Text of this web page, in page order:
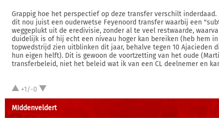
Grappig hoe het perspectief op deze transfer verschilt
dit nou juist een ouderwetse Feyenoord transfer waarbij een
weggeplukt uit de eredivisie, zonder al te veel restwaarde,
duidelijk is of hij echt een niveau hoger kan bereiken (heb hem
topwedstrijd zien uitblinken dit jaar, behalve tegen 10 Ajacieden
hun eigen helft). Dit is gewoon de voortzetting van het oude
transferbeleid, niet het beleid wat ik van een CL deelnemer en
+1/-0
MIddenveldert